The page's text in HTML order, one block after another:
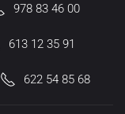
978 83 46 00
613 12 35 91
622 54 85 68